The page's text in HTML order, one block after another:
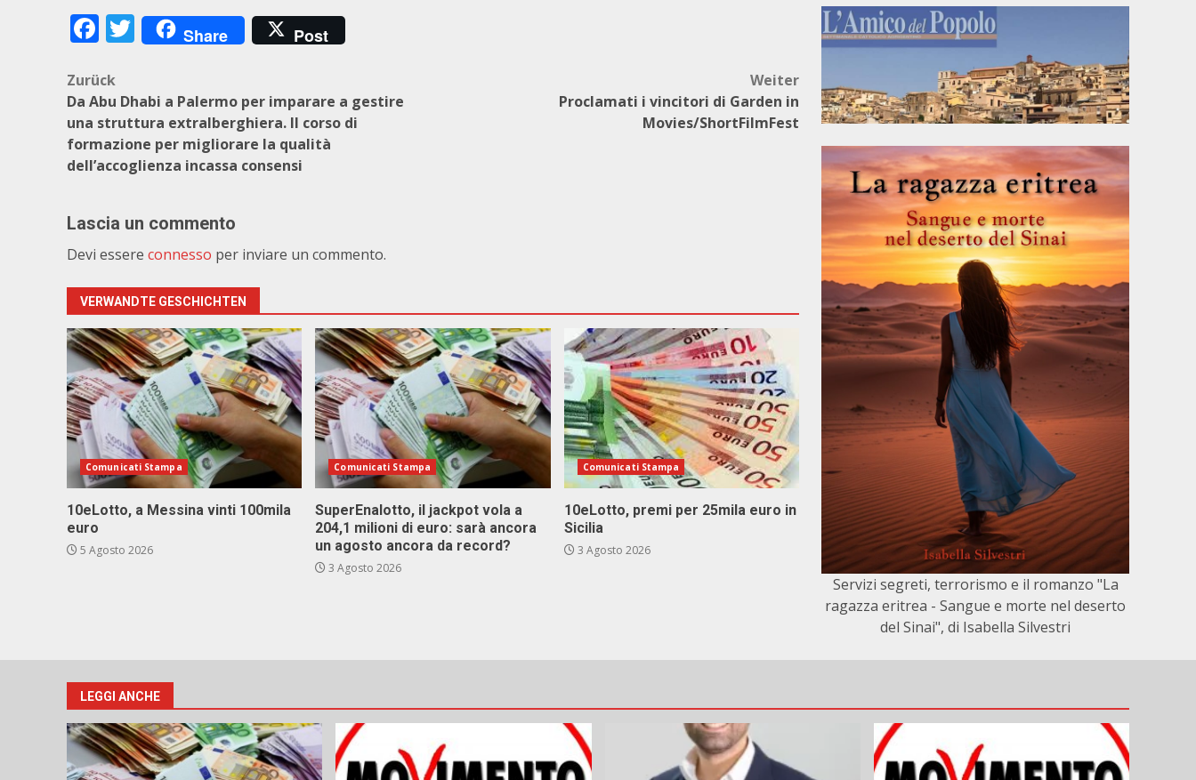
Facebook
Twitter
Share Post
Beitragsnavigation
Zurück
Da Abu Dhabi a Palermo per imparare a gestire
una struttura extralberghiera. Il corso di
formazione per migliorare la qualità
dell’accoglienza incassa consensi
Weiter
Proclamati i vincitori di Garden in
Movies/ShortFilmFest
Lascia un commento
Devi essere connesso per inviare un commento.
VERWANDTE GESCHICHTEN
Comunicati Stampa
10eLotto, a Messina vinti 100mila
euro
5 Agosto 2026
Comunicati Stampa
SuperEnalotto, il jackpot vola a
204,1 milioni di euro: sarà ancora
un agosto ancora da record?
3 Agosto 2026
Comunicati Stampa
10eLotto, premi per 25mila euro in
Sicilia
3 Agosto 2026
Servizi segreti, terrorismo e il romanzo "La
ragazza eritrea - Sangue e morte nel deserto
del Sinai", di Isabella Silvestri
LEGGI ANCHE